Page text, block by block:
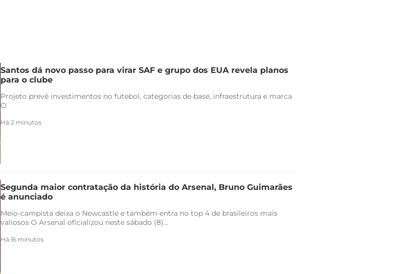
Santos dá novo passo para virar SAF e grupo dos EUA revela planos
para o clube
Projeto prevê investimentos no futebol, categorias de base, infraestrutura e marca
O
Há 2 minutos
Segunda maior contratação da história do Arsenal, Bruno Guimarães
é anunciado
Meio-campista deixa o Newcastle e também entra no top 4 de brasileiros mais
valiosos O Arsenal oficializou neste sábado (8)...
Há 16 minutos